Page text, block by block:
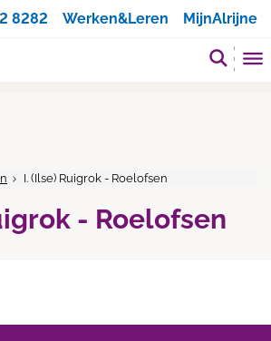
8282
Werken&Leren MijnAlrijne
I. (Ilse) Ruigrok - Roelofsen
- Roelofsen